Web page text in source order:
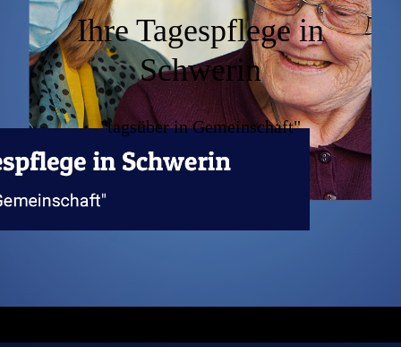
Ihre Tagespflege in
Schwerin
"tagsüber in Gemeinschaft"